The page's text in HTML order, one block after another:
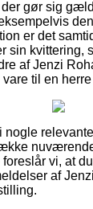
gør sig
er det
sin kvittering,
af Jenzi
til en
nogle
vi, at
af